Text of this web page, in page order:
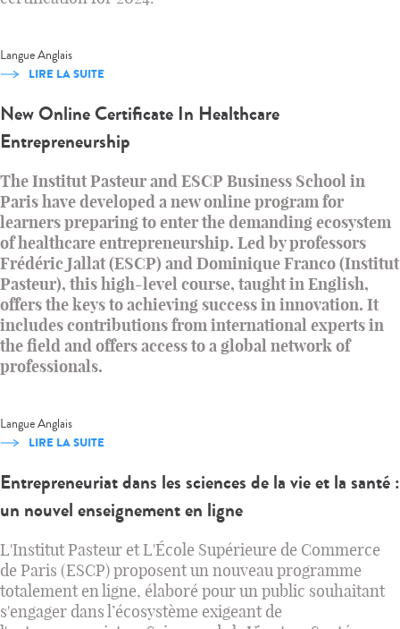
LangueAnglais
LIRE LA SUITE
New Online Certificate In Healthcare
Entrepreneurship
The Institut Pasteur and ESCP Business School in
Paris have developed a new online program for
learners preparing to enter the demanding ecosystem
of healthcare entrepreneurship. Led by professors
Frédéric Jallat (ESCP) and Dominique Franco (Institut
Pasteur), this high-level course, taught in English,
offers the keys to achieving success in innovation. It
includes contributions from international experts in
the field and offers access to a global network of
professionals.
LangueAnglais
LIRE LA SUITE
Entrepreneuriat dans les sciences de la vie et la santé :
un nouvel enseignement en ligne
L'Institut Pasteur et L'École Supérieure de Commerce
de Paris (ESCP) proposent un nouveau programme
totalement en ligne, élaboré pour un public souhaitant
s'engager dans l’écosystème exigeant de